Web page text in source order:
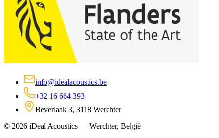
info@idealacoustics.be
+32 16 664 393
Beverlaak 3, 3118 Werchter
© 2026 iDeal Acoustics — Werchter, België